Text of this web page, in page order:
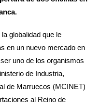
globalidad que le
en un nuevo mercado en
uno de los organismos
de Industria,
de Marruecos (MCINET)
al Reino de